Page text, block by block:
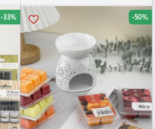
favorite_border -50%
-33%